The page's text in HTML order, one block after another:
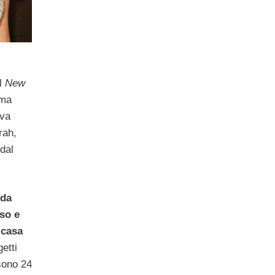
New
e
24